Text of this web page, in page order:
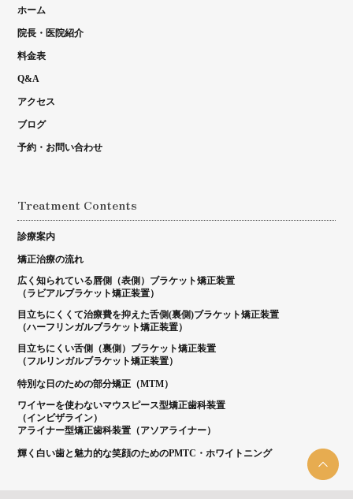
ホーム
院長・医院紹介
料金表
Q&A
アクセス
ブログ
予約・お問い合わせ
Treatment Contents
診療案内
矯正治療の流れ
広く知られている唇側（表側）ブラケット矯正装置
（ラビアルブラケット矯正装置）
目立ちにくくて治療費を抑えた舌側(裏側)ブラケット矯正装置
（ハーフリンガルブラケット矯正装置）
目立ちにくい舌側（裏側）ブラケット矯正装置
（フルリンガルブラケット矯正装置）
特別な日のための部分矯正（MTM）
ワイヤーを使わないマウスピース型矯正歯科装置
（インビザライン）
アライナー型矯正歯科装置（アソアライナー）
輝く白い歯と魅力的な笑顔のためのPMTC・ホワイトニング